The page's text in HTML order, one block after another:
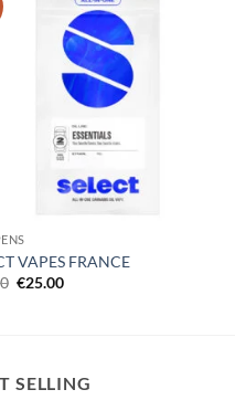
VAPES FRANCE
Original
€25.00Current
SELLING